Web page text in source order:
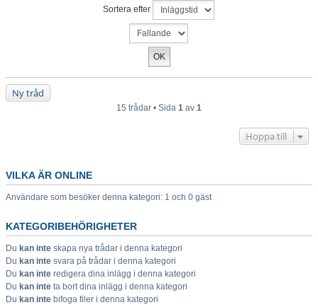
Sortera efter
Ny tråd
15 trådar • Sida 1 av 1
Hoppa till
VILKA ÄR ONLINE
Användare som besöker denna kategori: 1 och 0 gäst
KATEGORIBEHÖRIGHETER
Du kan inte skapa nya trådar i denna kategori
Du kan inte svara på trådar i denna kategori
Du kan inte redigera dina inlägg i denna kategori
Du kan inte ta bort dina inlägg i denna kategori
Du kan inte bifoga filer i denna kategori